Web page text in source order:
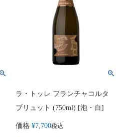
ラ・トッレ フランチャコルタ
ブリュット (750ml) [泡・白]
価格 ¥7,700税込